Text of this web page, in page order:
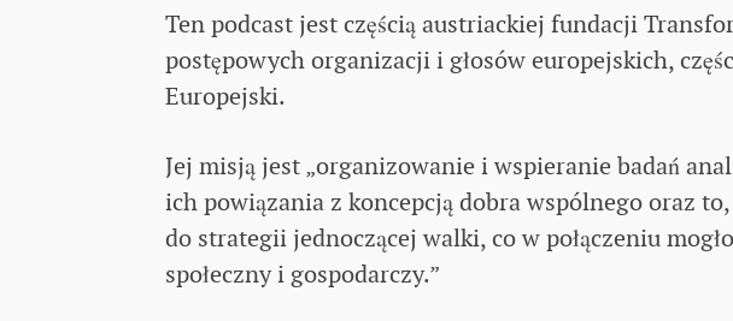
Ten podcast jest częścią austriackiej fundacji
postępowych organizacji i głosów europejskich,
Europejski.
Jej misją jest „organizowanie i wspieranie badań
ich powiązania z koncepcją dobra wspólnego oraz
do strategii jednoczącej walki, co w połączeniu
społeczny i gospodarczy.”